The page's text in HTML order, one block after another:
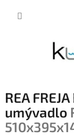
REA
umývadlo